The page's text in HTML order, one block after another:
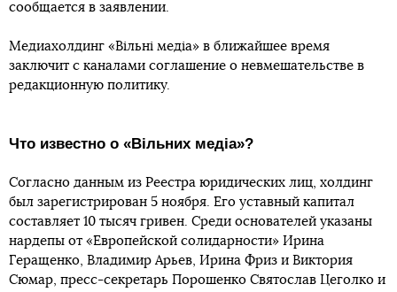
сообщается в заявлении.
Медиахолдинг «Вільні медіа» в ближайшее время
заключит с каналами соглашение о невмешательстве в
редакционную политику.
Что известно о «Вільних медіа»?
Согласно данным из Реестра юридических лиц, холдинг
был зарегистрирован 5 ноября. Его уставный капитал
составляет 10 тысяч гривен. Среди основателей указаны
нардепы от «Европейской солидарности» Ирина
Геращенко, Владимир Арьев, Ирина Фриз и Виктория
Сюмар, пресс-секретарь Порошенко Святослав Цеголко и